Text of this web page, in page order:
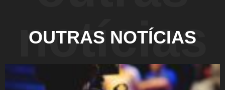
notícias
OUTRAS NOTÍCIAS